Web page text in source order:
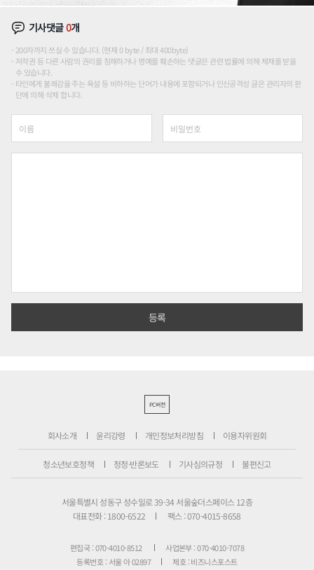
기사댓글0개
200자까지 쓰실 수 있습니다. (현재 0 byte / 최대 400byte)
저작권 등 다른 사람의 권리를 침해하거나 명예를 훼손하는 댓글은 관련 법률에 의해 제재를 받을
수 있습니다.
타인에게 불쾌감을 주는 욕설 등 비하하는 단어가 내용에 포함되거나 인신공격성 글은 관리자의 판
단에 의해 삭제 합니다.
PC버전
회사소개 윤리강령 개인정보처리방침 이용자위원회
청소년보호정책 정정·반론보도 기사심의규정 불편신고
서울특별시 성동구 성수일로 39-34 서울숲더스페이스 12층
대표전화 : 1800-6522
팩스 : 070-4015-8658
편집국 : 070-4010-8512
사업본부 : 070-4010-7078
등록번호 : 서울 아 02897
제호 : 비즈니스포스트